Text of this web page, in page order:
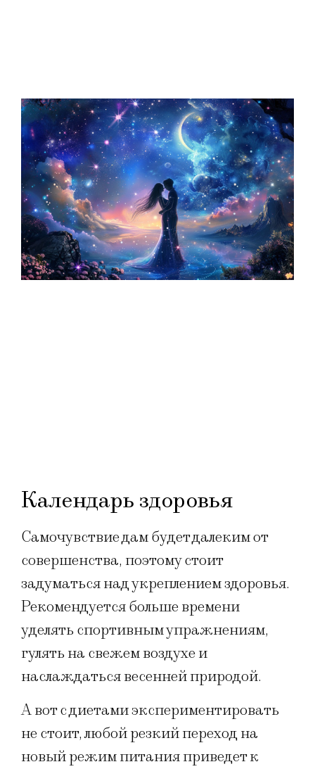
Календарь здоровья
Самочувствие дам будет далеким от
совершенства, поэтому стоит
задуматься над укреплением здоровья.
Рекомендуется больше времени
уделять спортивным упражнениям,
гулять на свежем воздухе и
наслаждаться весенней природой.
А вот с диетами экспериментировать
не стоит, любой резкий переход на
новый режим питания приведет к